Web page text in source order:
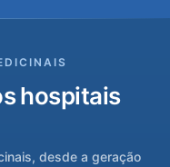
hospitais
desde a geração